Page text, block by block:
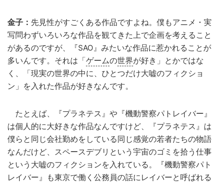
金子： 先見性がすごくある作品ですよね。僕もアニメ・実
写問わずいろいろな作品を観てきた上で企画を考えること
があるのですが、『SAO』みたいな作品に惹かれることが
多いんです。それは「ゲームの世界が好き」とかではな
く、「現実の世界の中に、ひとつだけ大嘘のフィクショ
ン」を入れた作品が好きなんです。
たとえば、『プラネテス』や『機動警察パトレイバー』
は個人的に大好きな作品なんですけど、『プラネテス』は
僕らと同じ会社勤めをしている同じ感覚の若者たちの物語
なんだけど、スペースデブリという宇宙のゴミを拾う仕事
という大嘘のフィクションを入れている。『機動警察パト
レイバー』も東京で働く公務員の話にレイバーと呼ばれる